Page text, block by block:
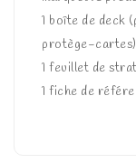
1 boîte de deck
protège-cartes)
1 feuillet de
1 fiche de